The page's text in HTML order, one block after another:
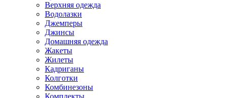
Верхняя одежда
Водолазки
Джемперы
Джинсы
Домашняя одежда
Жакеты
Жилеты
Кадриганы
Колготки
Комбинезоны
Комплекты